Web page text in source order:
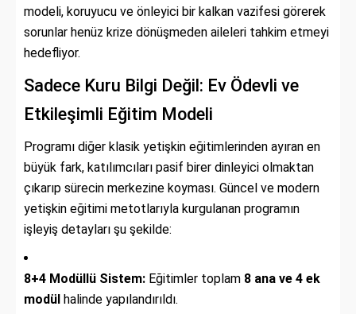
modeli, koruyucu ve önleyici bir kalkan vazifesi görerek
sorunlar henüz krize dönüşmeden aileleri tahkim etmeyi
hedefliyor.
Sadece Kuru Bilgi Değil: Ev Ödevli ve
Etkileşimli Eğitim Modeli
Programı diğer klasik yetişkin eğitimlerinden ayıran en
büyük fark, katılımcıları pasif birer dinleyici olmaktan
çıkarıp sürecin merkezine koyması. Güncel ve modern
yetişkin eğitimi metotlarıyla kurgulanan programın
işleyiş detayları şu şekilde:
8+4 Modüllü Sistem: Eğitimler toplam 8 ana ve 4 ek
modül halinde yapılandırıldı.